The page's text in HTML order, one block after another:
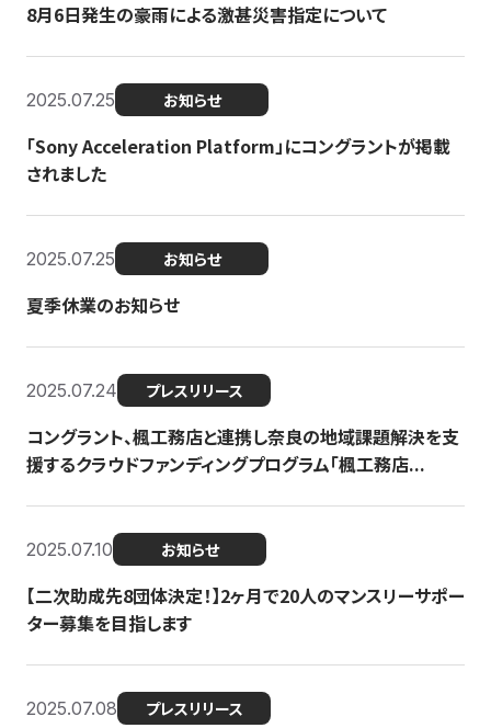
8月6日発生の豪雨による激甚災害指定について
2025.07.25 お知らせ
「Sony Acceleration Platform」にコングラントが掲載
されました
2025.07.25 お知らせ
夏季休業のお知らせ
2025.07.24 プレスリリース
コングラント、楓工務店と連携し奈良の地域課題解決を支
援するクラウドファンディングプログラム「楓工務店...
2025.07.10 お知らせ
【二次助成先8団体決定！】2ヶ月で20人のマンスリーサポー
ター募集を目指します
2025.07.08 プレスリリース